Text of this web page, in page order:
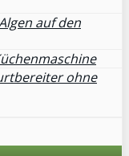
auf den
ohne